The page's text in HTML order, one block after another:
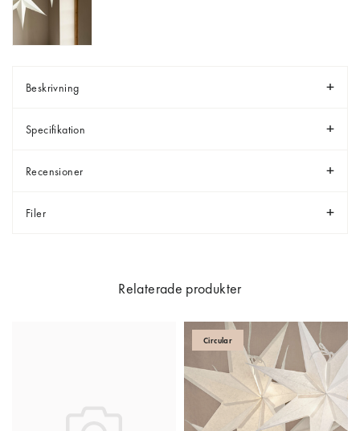
Beskrivning
Specifikation
Recensioner
Filer
Relaterade produkter
Circular